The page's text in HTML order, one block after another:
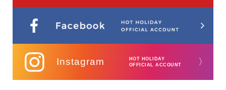
Instagram
HOT HOLIDAY
OFFICIAL ACCOUNT
〉